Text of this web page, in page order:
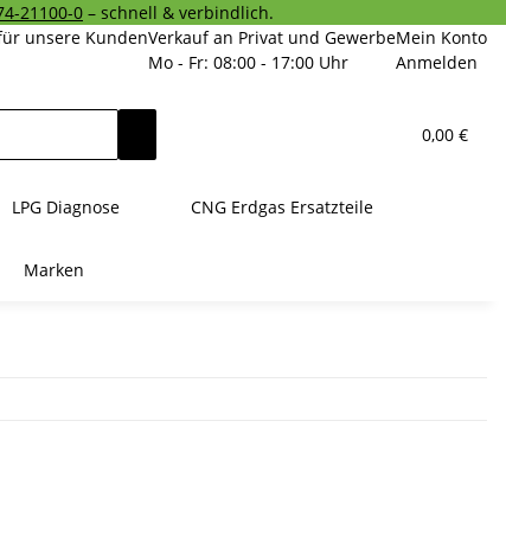
21100-0 – schnell & verbindlich.
Mein Konto
Anmelden
Verkauf an Privat und Gewerbe
Mo - Fr: 08:00 - 17:00 Uhr
unsere Kunden
0,00 €
LPG Diagnose CNG Erdgas Ersatzteile
Marken